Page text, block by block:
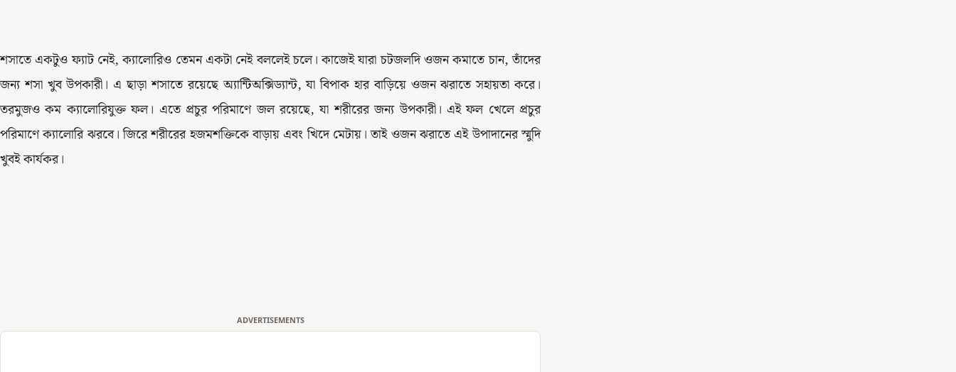
শসাতে একটুও ফ্যাট নেই, ক্যালোরিও তেমন একটা নেই বললেই চলে। কাজেই যারা চটজলদি ওজন কমাতে চান, তাঁদের
জন্য শসা খুব উপকারী। এ ছাড়া শসাতে রয়েছে অ্যান্টিঅক্সিড্যান্ট, যা বিপাক হার বাড়িয়ে ওজন ঝরাতে সহায়তা করে।
তরমুজও কম ক্যালোরিযুক্ত ফল। এতে প্রচুর পরিমাণে জল রয়েছে, যা শরীরের জন্য উপকারী। এই ফল খেলে প্রচুর
পরিমাণে ক্যালোরি ঝরবে। জিরে শরীরের হজমশক্তিকে বাড়ায় এবং খিদে মেটায়। তাই ওজন ঝরাতে এই উপাদানের স্মুদি
খুবই কার্যকর।
ADVERTISEMENTS